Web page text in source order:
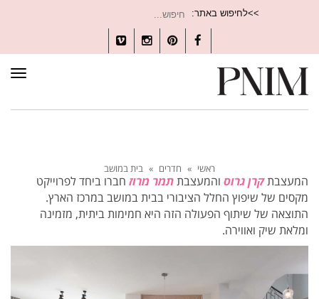
>>לחיפוש באתר:
עבור:
Facebook
Pinterest
Instagram
Vimeo
ראשי » חדרים » בית במושב
המעצבתקרן גרוס והמעצבתתמר מרוז חברו ביחד לפרוייקט
מקסים של שיפוץ החלל הציבורי בבית במושב במרכז הארץ.
התוצאה של שיתוף הפעולה הזה היא חמימות ביתית, מזמינה
ומלאת שיק ואווירה.